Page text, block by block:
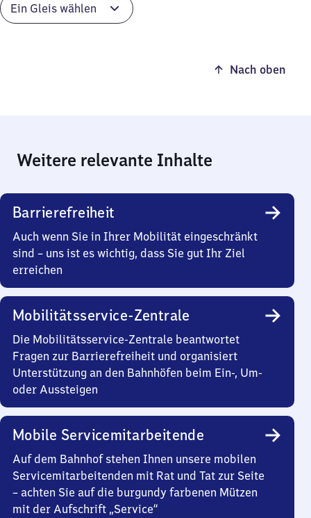
Nach oben
Weitere relevante Inhalte
Barrierefreiheit
Auch wenn Sie in Ihrer Mobilität eingeschränkt
sind – uns ist es wichtig, dass Sie gut Ihr Ziel
erreichen
Mobilitätsservice-Zentrale
Die Mobilitätsservice-Zentrale beantwortet
Fragen zur Barrierefreiheit und organisiert
Unterstützung an den Bahnhöfen beim Ein-, Um-
oder Aussteigen
Mobile Servicemitarbeitende
Auf dem Bahnhof stehen Ihnen unsere mobilen
Servicemitarbeitenden mit Rat und Tat zur Seite
– achten Sie auf die burgundy farbenen Mützen
mit der Aufschrift „Service“